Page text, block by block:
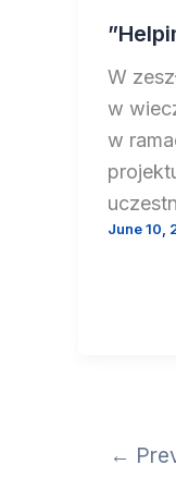
W
w
w
June 10,
←